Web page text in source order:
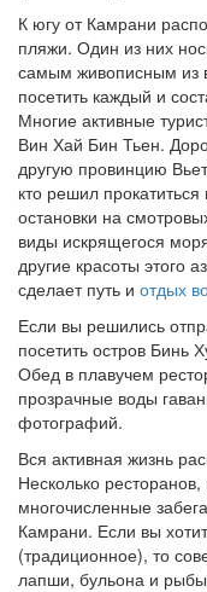
К югу от Камрани
пляжи. Один из них
самым живописным из
посетить каждый и
Многие активные
Вин Хай Бин Тьен.
другую провинцию
кто решил
остановки на
виды искрящегося
другие красоты этого
сделает путь и отдых
Если вы решились
посетить остров Бинь
Обед в плавучем
прозрачные воды
фотографий.
Вся активная жизнь
Несколько
многочисленные
Камрани. Если вы
(традиционное), то
лапши, бульона и